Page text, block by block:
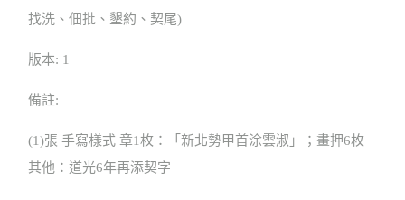
找洗、佃批、墾約、契尾)
版本: 1
備註:
(1)張 手寫樣式 章1枚：「新北勢甲首涂雲淑」；畫押6枚
其他：道光6年再添契字